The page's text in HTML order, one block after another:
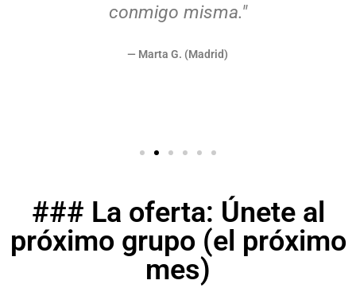
conmigo misma."
— Marta G. (Madrid)
### La oferta: Únete al
próximo grupo (el próximo
mes)